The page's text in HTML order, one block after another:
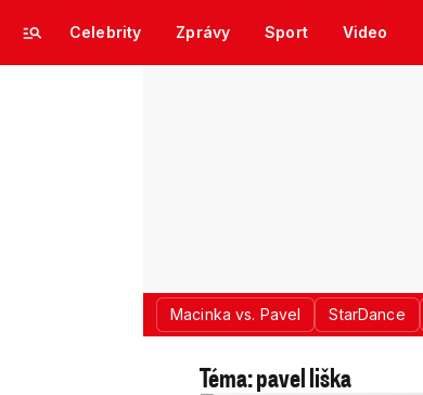
Celebrity Zprávy Sport Video
Macinka vs. Pavel StarDance
Téma: pavel liška